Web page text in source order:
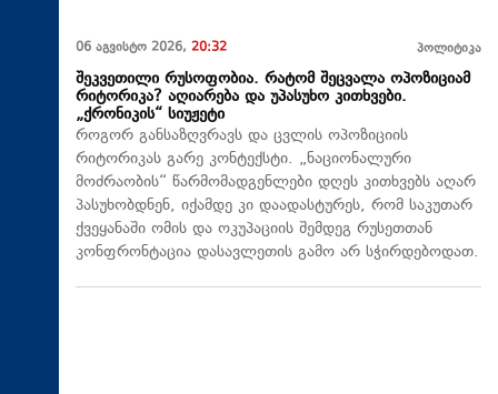
06 აგვისტო 2026, 20:32 პოლიტიკა
შეკვეთილი რუსოფობია. რატომ შეცვალა ოპოზიციამ
რიტორიკა? აღიარება და უპასუხო კითხვები.
„ქრონიკის“ სიუჟეტი
როგორ განსაზღვრავს და ცვლის ოპოზიციის
რიტორიკას გარე კონტექსტი. „ნაციონალური
მოძრაობის“ წარმომადგენლები დღეს კითხვებს აღარ
პასუხობდნენ, იქამდე კი დაადასტურეს, რომ საკუთარ
ქვეყანაში ომის და ოკუპაციის შემდეგ რუსეთთან
კონფრონტაცია დასავლეთის გამო არ სჭირდებოდათ.